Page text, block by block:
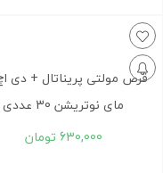
قرص مولتی پريناتال + دی
مای نوتريشن 30 عددی
630,000 تومان